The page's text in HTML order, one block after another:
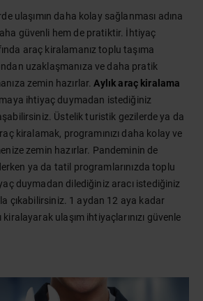
ulaşımın daha kolay sağlanması adına
güvenli hem de pratiktir. İhtiyaç
araç kiralamanız toplu taşıma
uzaklaşmanıza ve daha pratik
zemin hazırlar.Aylık araç kiralama
ihtiyaç duymadan istediğiniz
Üstelik turistik gezilerde ya da
kiralamak, programınızı daha kolay ve
zemin hazırlar. Pandeminin de
ya da tatil programlarınızda toplu
duymadan dilediğiniz aracı istediğiniz
çıkabilirsiniz. 1 aydan 12 aya kadar
ulaşım ihtiyaçlarınızı güvenle